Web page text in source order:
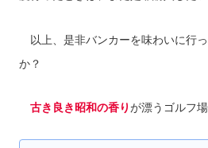
以上、是非バンカーを味わいに行
か？
古き良き昭和の香りが漂うゴルフ場